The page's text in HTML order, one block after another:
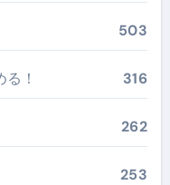
503
！ 316
262
253